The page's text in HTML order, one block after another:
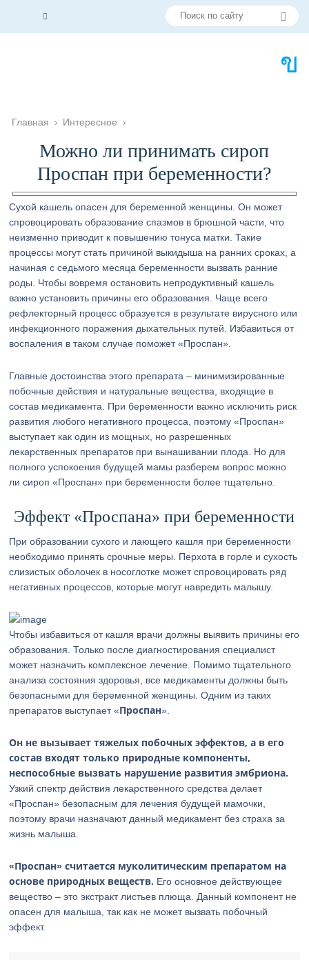
Главная › Интересное ›
Можно ли принимать сироп
Проспан при беременности?
Сухой кашель опасен для беременной женщины. Он может
спровоцировать образование спазмов в брюшной части, что
неизменно приводит к повышению тонуса матки. Такие
процессы могут стать причиной выкидыша на ранних сроках, а
начиная с седьмого месяца беременности вызвать ранние
роды. Чтобы вовремя остановить непродуктивный кашель
важно установить причины его образования. Чаще всего
рефлекторный процесс образуется в результате вирусного или
инфекционного поражения дыхательных путей. Избавиться от
воспаления в таком случае поможет «Проспан».
Главные достоинства этого препарата – минимизированные
побочные действия и натуральные вещества, входящие в
состав медикамента. При беременности важно исключить риск
развития любого негативного процесса, поэтому «Проспан»
выступает как один из мощных, но разрешенных
лекарственных препаратов при вынашивании плода. Но для
полного успокоения будущей мамы разберем вопрос можно
ли сироп «Проспан» при беременности более тщательно.
Эффект «Проспана» при беременности
При образовании сухого и лающего кашля при беременности
необходимо принять срочные меры. Перхота в горле и сухость
слизистых оболочек в носоглотке может спровоцировать ряд
негативных процессов, которые могут навредить малышу.
Чтобы избавиться от кашля врачи должны выявить причины его
образования. Только после диагностирования специалист
может назначить комплексное лечение. Помимо тщательного
анализа состояния здоровья, все медикаменты должны быть
безопасными для беременной женщины. Одним из таких
препаратов выступает «Проспан».
Он не вызывает тяжелых побочных эффектов, а в его
состав входят только природные компоненты,
неспособные вызвать нарушение развития эмбриона.
Узкий спектр действия лекарственного средства делает
«Проспан» безопасным для лечения будущей мамочки,
поэтому врачи назначают данный медикамент без страха за
жизнь малыша.
«Проспан» считается муколитическим препаратом на
основе природных веществ. Его основное действующее
вещество – это экстракт листьев плюща. Данный компонент не
опасен для малыша, так как не может вызвать побочный
эффект.